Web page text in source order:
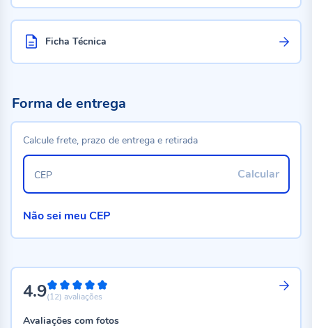
Ficha Técnica
4.998%
(12) avaliações
Avaliações com fotos
Forma de entrega
Calcule frete, prazo de entrega e retirada
Calcular
CEP
Não sei meu CEP